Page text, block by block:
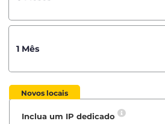
1 Mês
Novos locais
Inclua um IP dedicado